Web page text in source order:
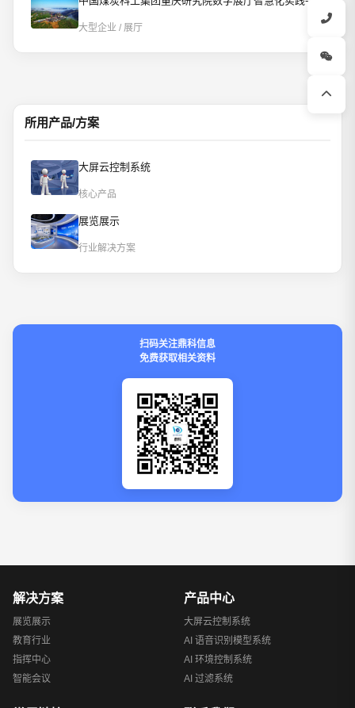
大型企业 / 展厅
所用产品/方案
大屏云控制系统
核心产品
展览展示
行业解决方案
扫码关注鼎科信息
免费获取相关资料
产品中心
大屏云控制系统
AI 语音识别模型系统
AI 环境控制系统
AI 过滤系统
解决方案
展览展示
教育行业
指挥中心
智能会议